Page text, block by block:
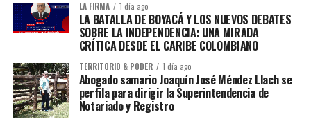
LA FIRMA 1 día ago
LA BATALLA DE BOYACÁ Y LOS NUEVOS DEBATES
SOBRE LA INDEPENDENCIA: UNA MIRADA
CRÍTICA DESDE EL CARIBE COLOMBIANO
TERRITORIO & PODER 1 día ago
Abogado samario Joaquín José Méndez Llach se
perfila para dirigir la Superintendencia de
Notariado y Registro